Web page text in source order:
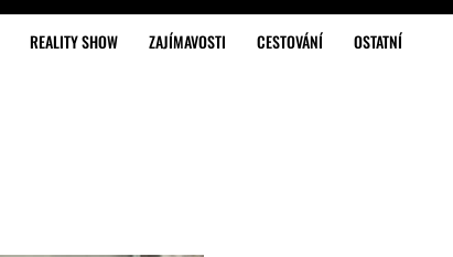
REALITY SHOW ZAJÍMAVOSTI CESTOVÁNÍ OSTATNÍ